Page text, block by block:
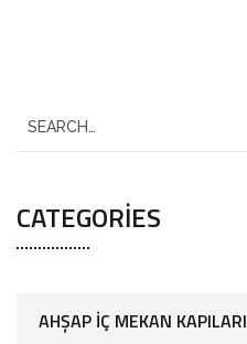
CATEGORIES
AHŞAP İÇ MEKAN KAPILARI